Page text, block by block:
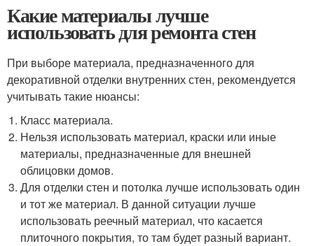
Какие материалы лучше
использовать для ремонта стен
При выборе материала, предназначенного для
декоративной отделки внутренних стен, рекомендуется
учитывать такие нюансы:
Класс материала.
Нельзя использовать материал, краски или иные
материалы, предназначенные для внешней
облицовки домов.
Для отделки стен и потолка лучше использовать один
и тот же материал. В данной ситуации лучше
использовать реечный материал, что касается
плиточного покрытия, то там будет разный вариант.